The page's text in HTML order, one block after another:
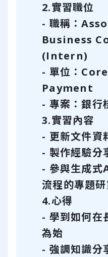
2.實習職位
- 職稱：
Business
(Intern)
- 單位：
Payment
- 專案：銀行
3.實習內容
- 更新文件資
- 製作經驗分
- 參與生成式
流程的專題
4.心得
- 學到如何在
為始
- 強調知識分